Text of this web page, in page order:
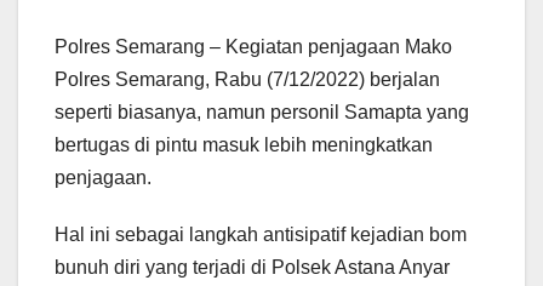
Polres Semarang – Kegiatan penjagaan Mako
Polres Semarang, Rabu (7/12/2022) berjalan
seperti biasanya, namun personil Samapta yang
bertugas di pintu masuk lebih meningkatkan
penjagaan.
Hal ini sebagai langkah antisipatif kejadian bom
bunuh diri yang terjadi di Polsek Astana Anyar